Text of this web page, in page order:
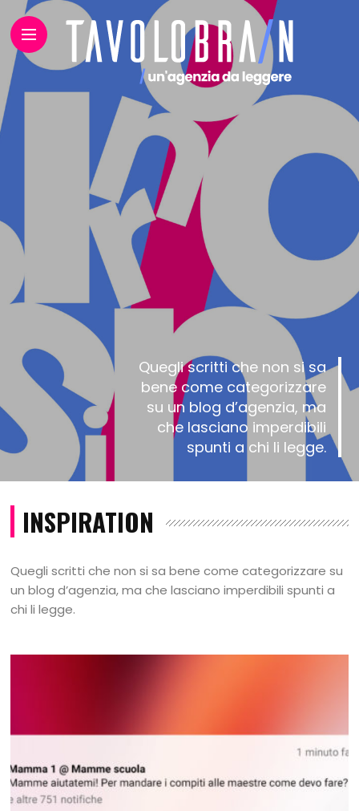
Quegli scritti che non si sa
bene come categorizzare
su un blog d’agenzia, ma
che lasciano imperdibili
spunti a chi li legge.
INSPIRATION
Quegli scritti che non si sa bene come categorizzare su
un blog d’agenzia, ma che lasciano imperdibili spunti a
chi li legge.